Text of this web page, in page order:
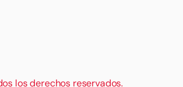
los derechos reservados.